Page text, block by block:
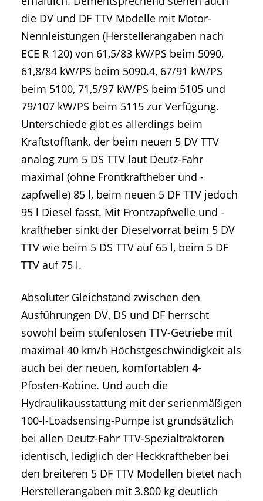
die DV und DF TTV Modelle mit Motor-
Nennleistungen (Herstellerangaben nach
ECE R 120) von 61,5/83 kW/PS beim 5090,
61,8/84 kW/PS beim 5090.4, 67/91 kW/PS
beim 5100, 71,5/97 kW/PS beim 5105 und
79/107 kW/PS beim 5115 zur Verfügung.
Unterschiede gibt es allerdings beim
Kraftstofftank, der beim neuen 5 DV TTV
analog zum 5 DS TTV laut Deutz-Fahr
maximal (ohne Frontkraftheber und -
zapfwelle) 85 l, beim neuen 5 DF TTV jedoch
95 l Diesel fasst. Mit Frontzapfwelle und -
kraftheber sinkt der Dieselvorrat beim 5 DV
TTV wie beim 5 DS TTV auf 65 l, beim 5 DF
TTV auf 75 l.
Absoluter Gleichstand zwischen den
Ausführungen DV, DS und DF herrscht
sowohl beim stufenlosen TTV-Getriebe mit
maximal 40 km/h Höchstgeschwindigkeit als
auch bei der neuen, komfortablen 4-
Pfosten-Kabine. Und auch die
Hydraulikausstattung mit der serienmäßigen
100-l-Loadsensing-Pumpe ist grundsätzlich
bei allen Deutz-Fahr TTV-Spezialtraktoren
identisch, lediglich der Heckkraftheber bei
den breiteren 5 DF TTV Modellen bietet nach
Herstellerangaben mit 3.800 kg deutlich